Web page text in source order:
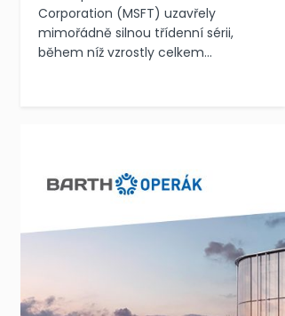
Corporation (MSFT) uzavřely
mimořádně silnou třídenní sérii,
během níž vzrostly celkem...